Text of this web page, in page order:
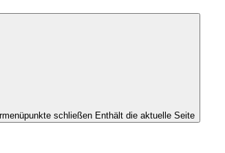
schließen Enthält die aktuelle Seite